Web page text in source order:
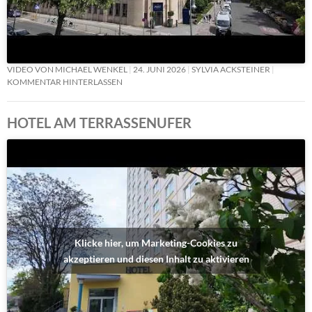
VIDEO VON MICHAEL WENKEL 24. JUNI 2026 SYLVIA ACKSTEINER
KOMMENTAR HINTERLASSEN
HOTEL AM TERRASSENUFER
Klicke hier, um Marketing-Cookies zu
akzeptieren und diesen Inhalt zu aktivieren